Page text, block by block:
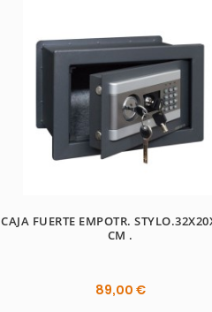
CAJA FUERTE EMPOTR.
CM .
89,00 €